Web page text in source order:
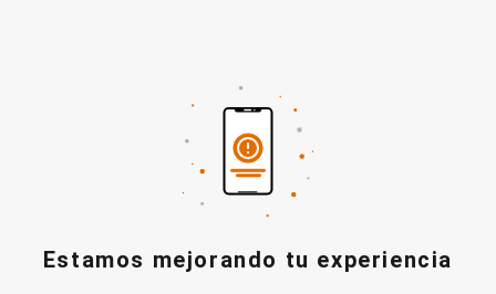
Estamos mejorando tu experiencia